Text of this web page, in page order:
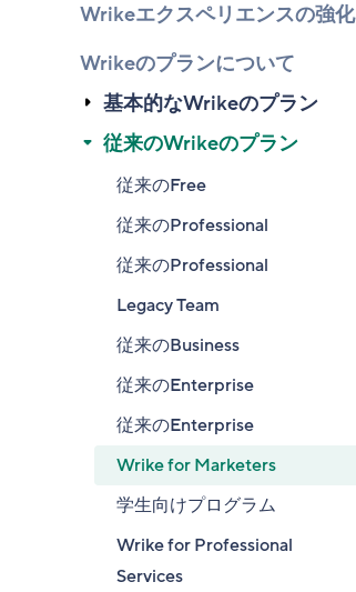
Wrikeエクスペリエンスの強化
Wrikeのプランについて
基本的なWrikeのプラン
従来のWrikeのプラン
従来のFree
従来のProfessional
従来のProfessional
Legacy Team
従来のBusiness
従来のEnterprise
従来のEnterprise
Wrike for Marketers
学生向けプログラム
Wrike for Professional
Services